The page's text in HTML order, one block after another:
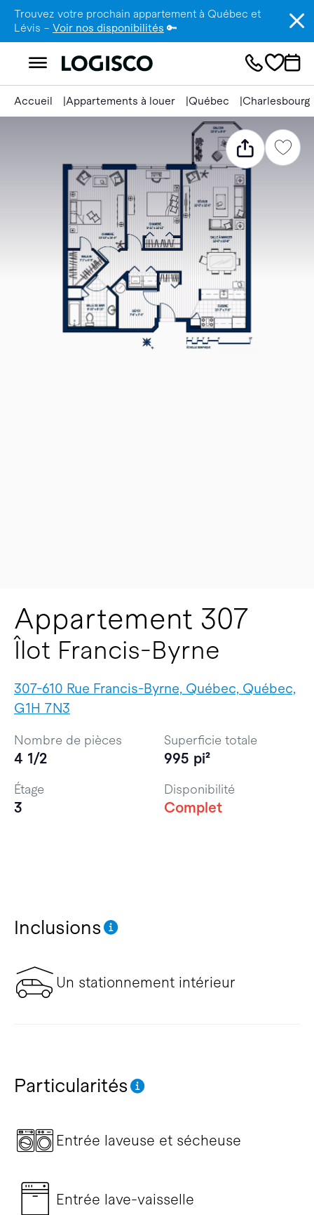
Trouvez votre prochain appartement à Québec et
Lévis – Voir nos disponibilités 🔑
Accueil Appartements à louer Québec Charlesbourg
Appartement 307
Îlot Francis-Byrne
307-610 Rue Francis-Byrne, Québec, Québec,
G1H 7N3
Inclusions
Un stationnement intérieur
Particularités
Entrée laveuse et sécheuse
Entrée lave-vaisselle
Nombre de pièces
4 1/2
Superficie totale
995 pi²
Étage
3
Disponibilité
Complet